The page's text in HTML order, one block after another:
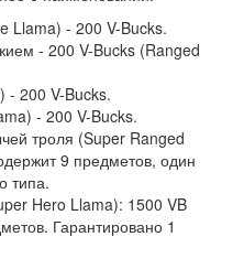
Llama) - 200 V-Bucks.
- 200 V-Bucks (Ranged
- 200 V-Bucks.
- 200 V-Bucks.
троля (Super Ranged
9 предметов, один
типа.
Hero Llama): 1500 VB
Гарантировано 1